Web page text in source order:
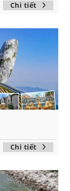
Chi tiết
Chi tiết